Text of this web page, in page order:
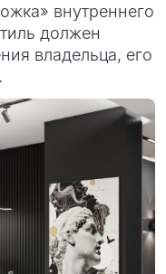
внутреннего
должен
владельца, его